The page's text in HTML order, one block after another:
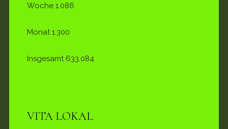
Woche 1.086
Monat1.300
Insgesamt 633.084
VITA LOKAL